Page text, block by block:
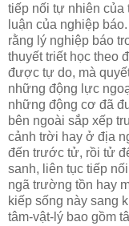
tiếp nối tự nhiên của
luận của nghiệp
rằng lý nghiệp báo
thuyết triết học theo
được tự do, mà
những động lực
những động cơ đã
bên ngoài sắp xếp
cảnh trời hay ở địa
đến trước tử, rồi tử
sanh, liên tục tiếp
ngã trường tồn hay
kiếp sống này sang
tâm-vật-lý bao gồm